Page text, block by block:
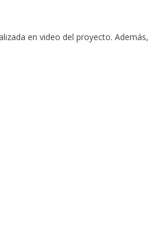
en video del proyecto. Además,